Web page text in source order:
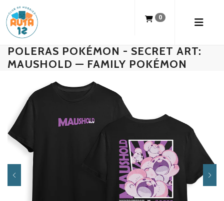
0
POLERAS POKÉMON - SECRET ART:
MAUSHOLD — FAMILY POKÉMON